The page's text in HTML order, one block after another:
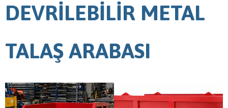
DEVRİLEBİLİR METAL
TALAŞ ARABASI